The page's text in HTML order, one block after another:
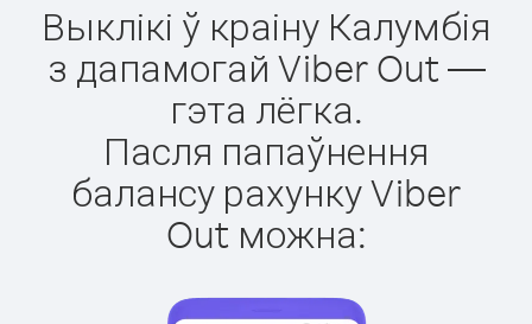
Выклікі ў краіну Калумбія
з дапамогай Viber Out —
гэта лёгка.
Пасля папаўнення
балансу рахунку Viber
Out можна: